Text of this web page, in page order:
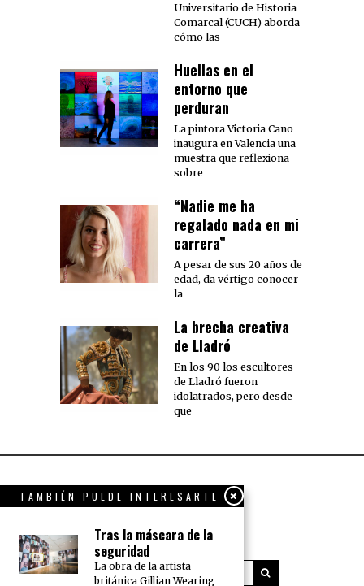
Universitario de Historia
Comarcal (CUCH) aborda
cómo las
Huellas en el
entorno que
perduran
La pintora Victoria Cano
inaugura en Valencia una
muestra que reflexiona
sobre
“Nadie me ha
regalado nada en mi
carrera”
A pesar de sus 20 años de
edad, da vértigo conocer
la
La brecha creativa
de Lladró
En los 90 los escultores
de Lladró fueron
idolatrados, pero desde
que
TAMBIÉN PUEDE INTERESARTE
Tras la máscara de la
seguridad
La obra de la artista
británica Gillian Wearing